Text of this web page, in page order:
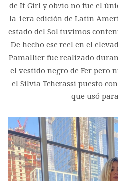
de It Girl y obvio no fue el
la 1era edición de Latin
estado del Sol tuvimos
De hecho ese reel en el
Pamallier fue realizado
el vestido negro de Fer pero
el Silvia Tcherassi puesto
que usó